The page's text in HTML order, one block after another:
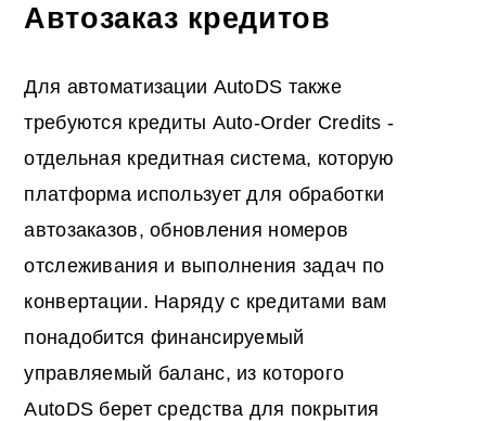
Автозаказ кредитов
Для автоматизации AutoDS также
требуются кредиты Auto-Order Credits -
отдельная кредитная система, которую
платформа использует для обработки
автозаказов, обновления номеров
отслеживания и выполнения задач по
конвертации. Наряду с кредитами вам
понадобится финансируемый
управляемый баланс, из которого
AutoDS берет средства для покрытия